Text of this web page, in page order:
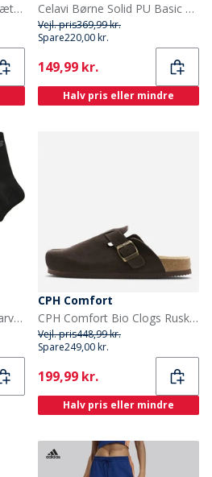
Woden Dame Irene Vandtætte Gummistøvler 259 Coffee Cream Multi
Celavi Børne Solid PU Basic Regntøj Sæt Havblå Oceanblue
Vejl. pris369,99 kr.
Spare220,00 kr.
Current
149,99 kr.
Halv pris eller mindre
New Balance Ti par Sømfarvede Strømpebukser Sort
CPH Comfort
CPH Comfort Bio Clogs Ruskind Sandaler Dark Brown
Vejl. pris448,99 kr.
Spare249,00 kr.
Current
199,99 kr.
Halv pris eller mindre